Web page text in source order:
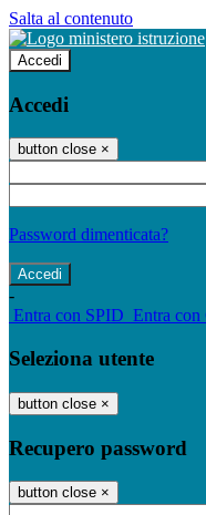
Salta al contenuto
Accedi
Accedi
button close ×
Password dimenticata?
-
Entra con SPID Entra con
Seleziona utente
button close ×
Recupero password
button close ×